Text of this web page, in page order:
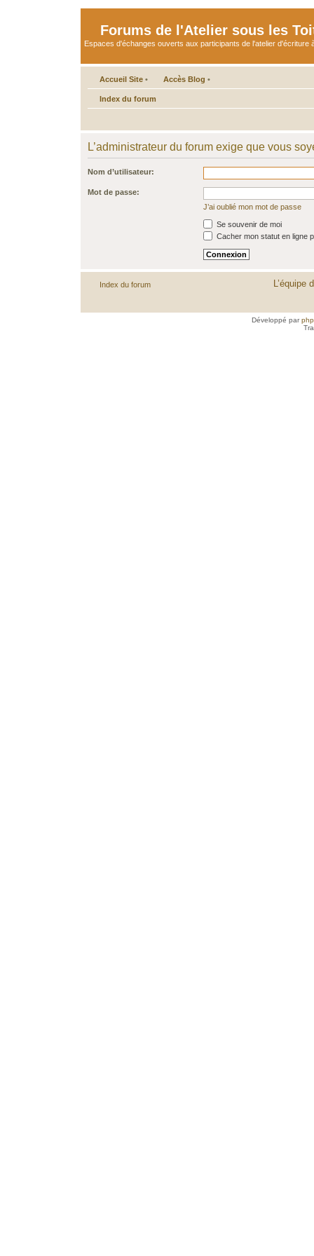
Forums de l'Atelier sous les
Espaces d'échanges ouverts aux participants de l'atelier d'écriture
Accueil Site • Accès Blog •
Index du forum
L’administrateur du forum exige que vous
Nom d’utilisateur:
Mot de passe:
J’ai oublié mon mot de passe
Se souvenir de moi
Cacher mon statut en ligne
Index du forum L’équipe
Développé par